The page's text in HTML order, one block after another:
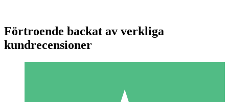
Förtroende backat av verkliga
kundrecensioner